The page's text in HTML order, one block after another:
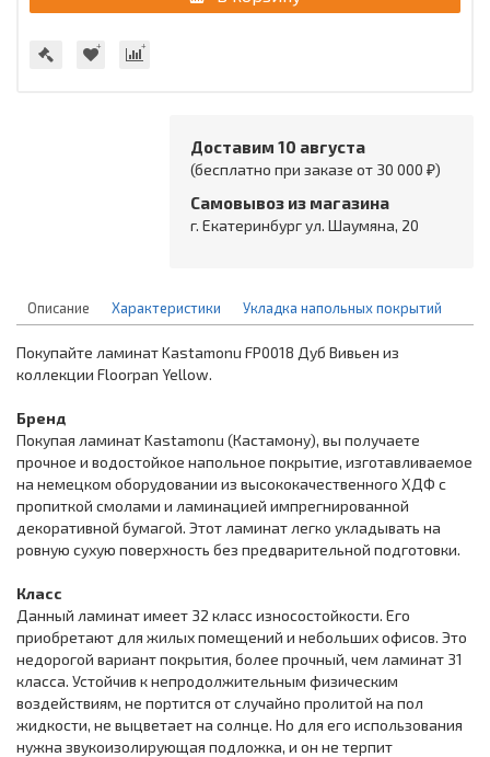
Доставим 10 августа
(бесплатно при заказе от 30 000 ₽)
Самовывоз из магазина
г. Екатеринбург ул. Шаумяна, 20
Описание Характеристики Укладка напольных покрытий
Покупайте ламинат Kastamonu FP0018 Дуб Вивьен из
коллекции Floorpan Yellow.
Бренд
Покупая ламинат Kastamonu (Кастамону), вы получаете
прочное и водостойкое напольное покрытие, изготавливаемое
на немецком оборудовании из высококачественного ХДФ с
пропиткой смолами и ламинацией импрегнированной
декоративной бумагой. Этот ламинат легко укладывать на
ровную сухую поверхность без предварительной подготовки.
Класс
Данный ламинат имеет 32 класс износостойкости. Его
приобретают для жилых помещений и небольших офисов. Это
недорогой вариант покрытия, более прочный, чем ламинат 31
класса. Устойчив к непродолжительным физическим
воздействиям, не портится от случайно пролитой на пол
жидкости, не выцветает на солнце. Но для его использования
нужна звукоизолирующая подложка, и он не терпит